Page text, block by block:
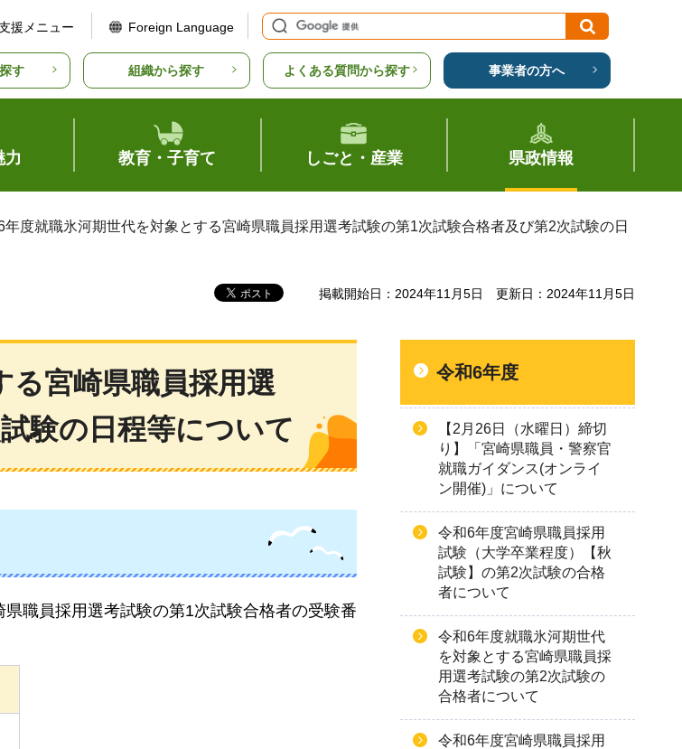
援メニュー Foreign Language
す 組織から探す よくある質問から探す 事業者の方へ
力 教育・子育て しごと・産業 県政情報
年度就職氷河期世代を対象とする宮崎県職員採用選考試験の第1次試験合格者及び第2次試験の日
掲載開始日：2024年11月5日 更新日：2024年11月5日
る宮崎県職員採用選
験の日程等について
職員採用選考試験の第1次試験合格者の受験番
令和6年度
【2月26日（水曜日）締切
り】「宮崎県職員・警察官
就職ガイダンス(オンライ
ン開催)」について
令和6年度宮崎県職員採用
試験（大学卒業程度）【秋
試験】の第2次試験の合格
者について
令和6年度就職氷河期世代
を対象とする宮崎県職員採
用選考試験の第2次試験の
合格者について
令和6年度宮崎県職員採用